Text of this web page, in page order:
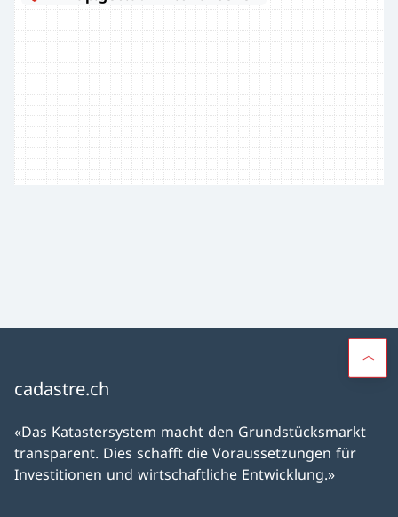
cadastre.ch
«Das Katastersystem macht den Grundstücksmarkt
transparent. Dies schafft die Voraussetzungen für
Investitionen und wirtschaftliche Entwicklung.»